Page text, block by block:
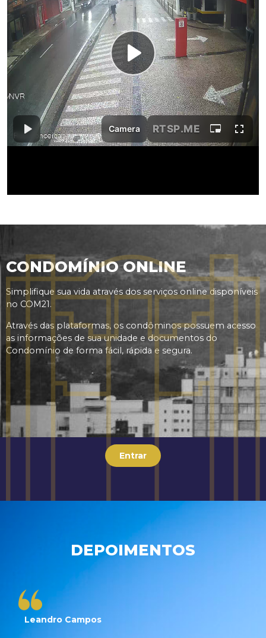
CONDOMÍNIO ONLINE
Simplifique sua vida através dos serviços online disponíveis
no COM21.
Através das plataformas, os condôminos possuem acesso
as informações de sua unidade e documentos do
Condomínio de forma fácil, rápida e segura.
Entrar
DEPOIMENTOS
Leandro Campos